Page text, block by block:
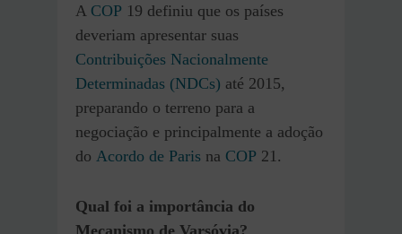
A COP 19 definiu que os países
deveriam apresentar suas
Contribuições Nacionalmente
Determinadas (NDCs) até 2015,
preparando o terreno para a
negociação e principalmente a adoção
do Acordo de Paris na COP 21.
Qual foi a importância do
Mecanismo de Varsóvia?